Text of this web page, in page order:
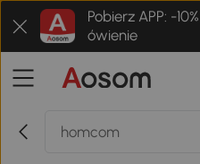
Pobierz APP: -
ówienie